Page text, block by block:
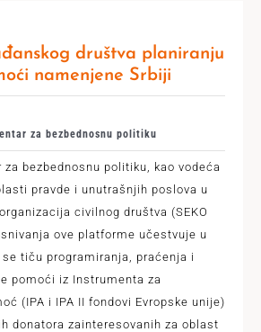
društva planiranju
namenjene Srbiji
za bezbednosnu politiku
za bezbednosnu politiku, kao vodeća
pravde i unutrašnjih poslova u
civilnog društva (SEKO
ove platforme učestvuje u
tiču programiranja, praćenja i
pomoći iz Instrumenta za
(IPA i IPA II fondovi Evropske unije)
donatora zainteresovanih za oblast